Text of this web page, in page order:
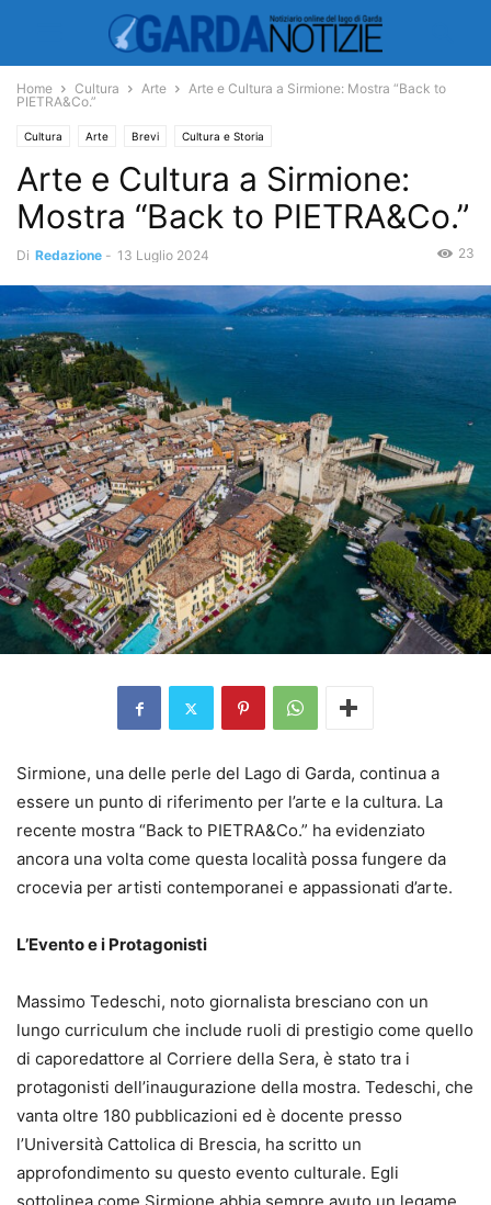
Home Cultura Arte
Arte e Cultura a Sirmione: Mostra “Back to
PIETRA&Co.”
Cultura Arte Brevi Cultura e Storia
Arte e Cultura a Sirmione:
Mostra “Back to PIETRA&Co.”
Di Redazione - 13 Luglio 2024 23
Sirmione, una delle perle del Lago di Garda, continua a
essere un punto di riferimento per l’arte e la cultura. La
recente mostra “Back to PIETRA&Co.” ha evidenziato
ancora una volta come questa località possa fungere da
crocevia per artisti contemporanei e appassionati d’arte.
L’Evento e i Protagonisti
Massimo Tedeschi, noto giornalista bresciano con un
lungo curriculum che include ruoli di prestigio come quello
di caporedattore al Corriere della Sera, è stato tra i
protagonisti dell’inaugurazione della mostra. Tedeschi, che
vanta oltre 180 pubblicazioni ed è docente presso
l’Università Cattolica di Brescia, ha scritto un
approfondimento su questo evento culturale. Egli